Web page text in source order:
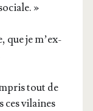
»
que je m’ex­
tout de
ces vilaines